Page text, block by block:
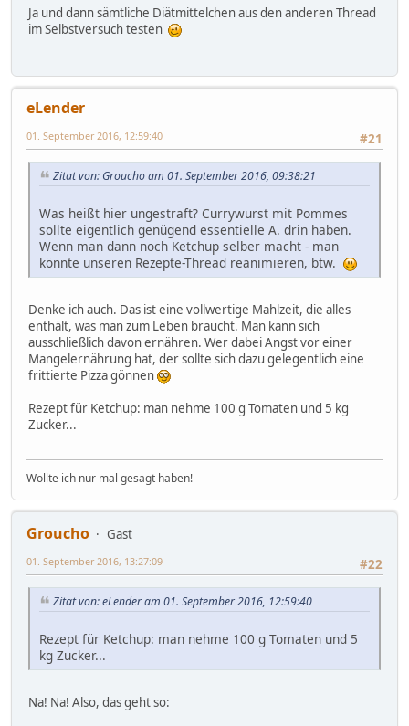
Ja und dann sämtliche Diätmittelchen aus den anderen Thread
im Selbstversuch testen
eLender
#21
01. September 2016, 12:59:40
Zitat von: Groucho am 01. September 2016, 09:38:21
Was heißt hier ungestraft? Currywurst mit Pommes
sollte eigentlich genügend essentielle A. drin haben.
Wenn man dann noch Ketchup selber macht - man
könnte unseren Rezepte-Thread reanimieren, btw.
Denke ich auch. Das ist eine vollwertige Mahlzeit, die alles
enthält, was man zum Leben braucht. Man kann sich
ausschließlich davon ernähren. Wer dabei Angst vor einer
Mangelernährung hat, der sollte sich dazu gelegentlich eine
frittierte Pizza gönnen
Rezept für Ketchup: man nehme 100 g Tomaten und 5 kg
Zucker...
Wollte ich nur mal gesagt haben!
Groucho
Gast
#22
01. September 2016, 13:27:09
Zitat von: eLender am 01. September 2016, 12:59:40
Rezept für Ketchup: man nehme 100 g Tomaten und 5
kg Zucker...
Na! Na! Also, das geht so: